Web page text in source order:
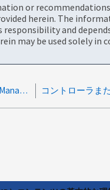
or
herein. The
and
may be used solely in
アレイの電源を入れ直した後、SANtricity System Managerに「Invalid Drive Format Detected」というメッセージが表示される